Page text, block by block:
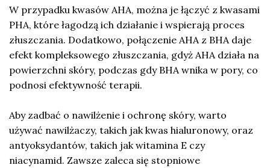
W przypadku kwasów AHA, można je łączyć z kwasami
PHA, które łagodzą ich działanie i wspierają proces
złuszczania. Dodatkowo, połączenie AHA z BHA daje
efekt kompleksowego złuszczania, gdyż AHA działa na
powierzchni skóry, podczas gdy BHA wnika w pory, co
podnosi efektywność terapii.
Aby zadbać o nawilżenie i ochronę skóry, warto
używać nawilżaczy, takich jak kwas hialuronowy, oraz
antyoksydantów, takich jak witamina E czy
niacynamid. Zawsze zaleca się stopniowe